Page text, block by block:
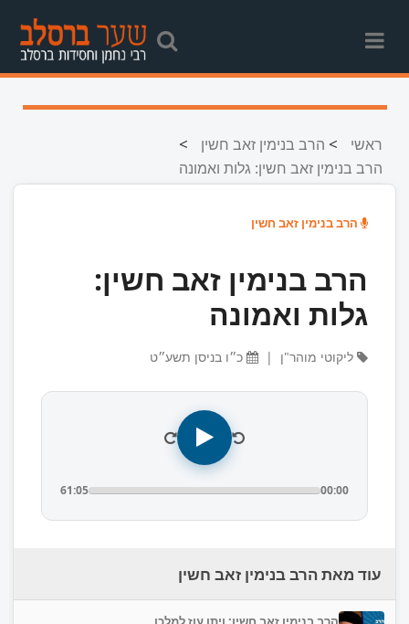
ראשי > הרב בנימין זאב חשין >
הרב בנימין זאב חשין: גלות ואמונה
הרב בנימין זאב חשין
הרב בנימין זאב חשין:
גלות ואמונה
ליקוטי מוהר"ן | כ״ו בניסן תשע״ט
00:00
61:05
עוד מאת הרב בנימין זאב חשין